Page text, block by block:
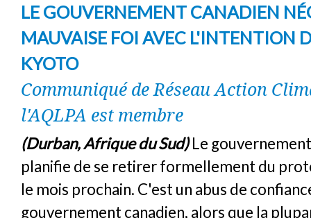
LE GOUVERNEMENT CANADIEN
MAUVAISE FOI AVEC L'INTENTION
KYOTO
Communiqué de Réseau Action
l'AQLPA est membre
(Durban, Afrique du Sud)Le
planifie de se retirer formellement du
le mois prochain. C'est un abus de
gouvernement canadien, alors que la